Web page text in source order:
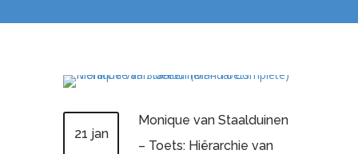
21 jan
Monique van Staalduinen
– Toets: Hiërarchie van